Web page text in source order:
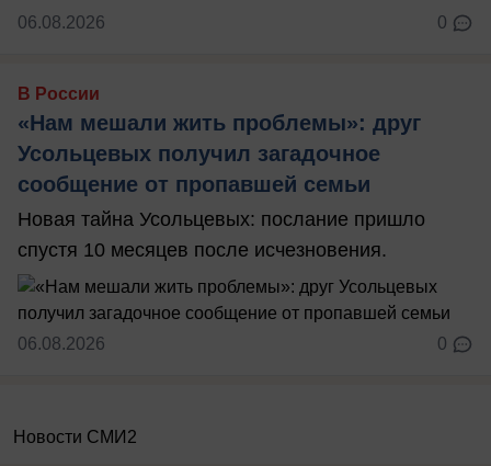
06.08.2026 0
В России
«Нам мешали жить проблемы»: друг
Усольцевых получил загадочное
сообщение от пропавшей семьи
Новая тайна Усольцевых: послание пришло
спустя 10 месяцев после исчезновения.
06.08.2026 0
Новости СМИ2